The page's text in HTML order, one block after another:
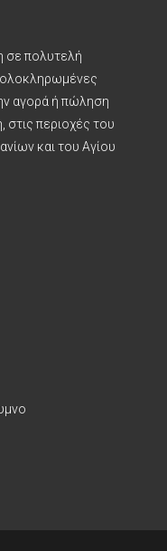
σε πολυτελή
ολοκληρωμένες
αγορά ή πώληση
περιοχές του
και του Αγίου